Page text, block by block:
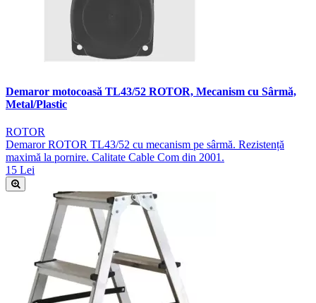
Demaror motocoasă TL43/52 ROTOR, Mecanism cu Sârmă,
Metal/Plastic
ROTOR
Demaror ROTOR TL43/52 cu mecanism pe sârmă. Rezistență
maximă la pornire. Calitate Cable Com din 2001.
15 Lei